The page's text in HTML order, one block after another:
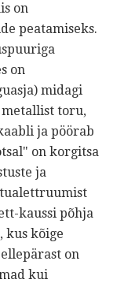
on
peatamiseks.
on
midagi
toru,
ja pöörab
on korgitsa
ja
tualettruumist
kaussi põhja
kus kõige
on
kui